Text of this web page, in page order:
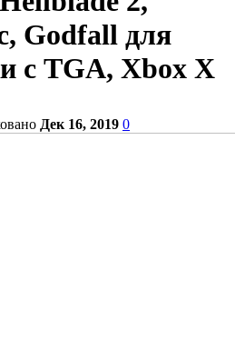
Godfall для
с TGA, Xbox X
Дек 16, 2019 0